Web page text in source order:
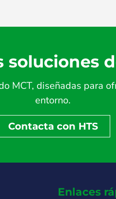
soluciones
MCT, diseñadas para
entorno.
Contacta con HTS
Enlaces